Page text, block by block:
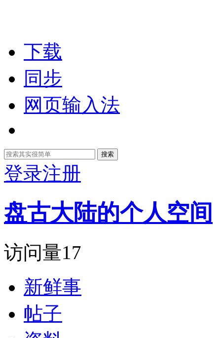
下载
同步
网页输入法
搜索
登录注册
盘古大陆的个人空间
访问量17
新鲜事
帖子